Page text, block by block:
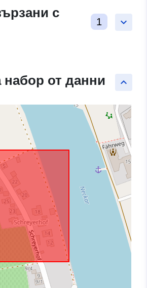
keyboard_arrow_down
с
1
keyboard_arrow_up
набор от данни